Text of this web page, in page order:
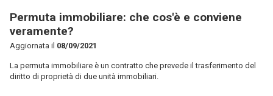
Permuta immobiliare: che cos'è e conviene
veramente?
Aggiornata il 08/09/2021
La permuta immobiliare è un contratto che prevede il trasferimento del
diritto di proprietà di due unità immobiliari.